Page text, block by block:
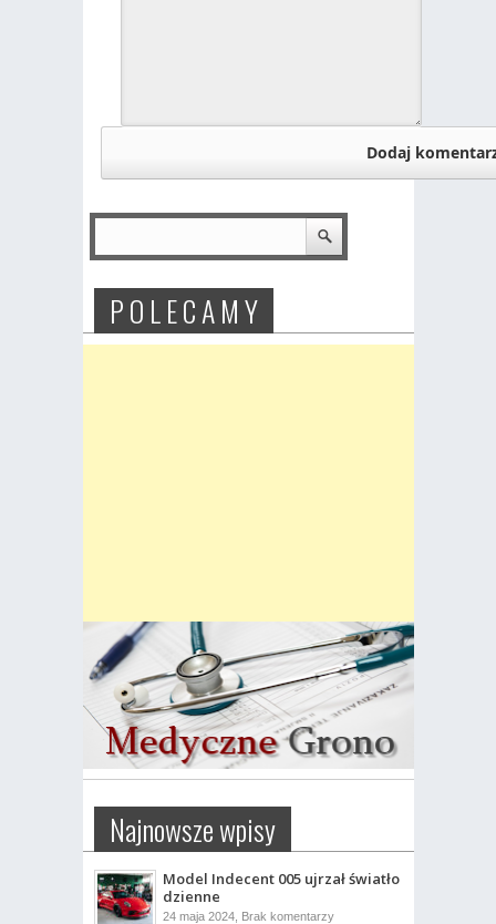
P O L E C A M Y
Najnowsze wpisy
Model Indecent 005 ujrzał światło
dzienne
24 maja 2024, Brak komentarzydo